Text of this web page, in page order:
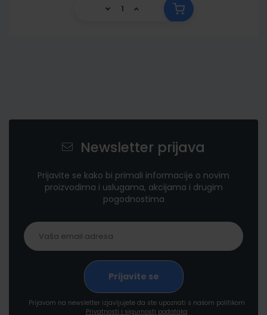
Newsletter prijava
Prijavite se kako bi primali informacije o novim
proizvodima i uslugama, akcijama i drugim
pogodnostima
Prijavom na newsletter izjavljujete da ste upoznati s našom politikom
Privatnosti i sigurnosti podataka